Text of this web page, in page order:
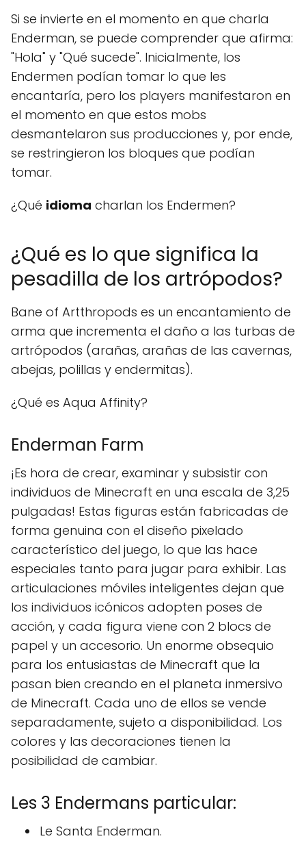
Si se invierte en el momento en que charla
Enderman, se puede comprender que afirma:
"Hola" y "Qué sucede". Inicialmente, los
Endermen podían tomar lo que les
encantaría, pero los players manifestaron en
el momento en que estos mobs
desmantelaron sus producciones y, por ende,
se restringieron los bloques que podían
tomar.
¿Qué idioma charlan los Endermen?
¿Qué es lo que significa la
pesadilla de los artrópodos?
Bane of Artthropods es un encantamiento de
arma que incrementa el daño a las turbas de
artrópodos (arañas, arañas de las cavernas,
abejas, polillas y endermitas).
¿Qué es Aqua Affinity?
Enderman Farm
¡Es hora de crear, examinar y subsistir con
individuos de Minecraft en una escala de 3,25
pulgadas! Estas figuras están fabricadas de
forma genuina con el diseño pixelado
característico del juego, lo que las hace
especiales tanto para jugar para exhibir. Las
articulaciones móviles inteligentes dejan que
los individuos icónicos adopten poses de
acción, y cada figura viene con 2 blocs de
papel y un accesorio. Un enorme obsequio
para los entusiastas de Minecraft que la
pasan bien creando en el planeta inmersivo
de Minecraft. Cada uno de ellos se vende
separadamente, sujeto a disponibilidad. Los
colores y las decoraciones tienen la
posibilidad de cambiar.
Les 3 Endermans particular:
Le Santa Enderman.